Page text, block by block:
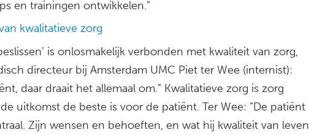
en trainingen ontwikkelen.”
kwalitatieve zorg
is onlosmakelijk verbonden met kwaliteit van zorg,
directeur bij Amsterdam UMC Piet ter Wee (internist):
daar draait het allemaal om.” Kwalitatieve zorg is zorg
uitkomst de beste is voor de patiënt. Ter Wee: “De patiënt
Zijn wensen en behoeften, en wat hij kwaliteit van leven